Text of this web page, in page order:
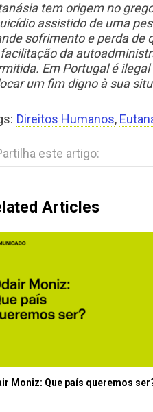
tem origem no
assistido de uma
sofrimento e perda de
da
Em Portugal é
um fim digno à sua
Direitos Humanos,
este artigo:
Articles
Moniz: Que país queremos